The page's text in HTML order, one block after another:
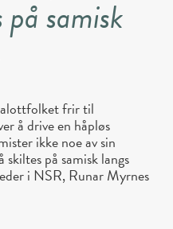
samisk
frir til
å drive en håpløs
ikke noe av sin
på samisk langs
i NSR, Runar Myrnes